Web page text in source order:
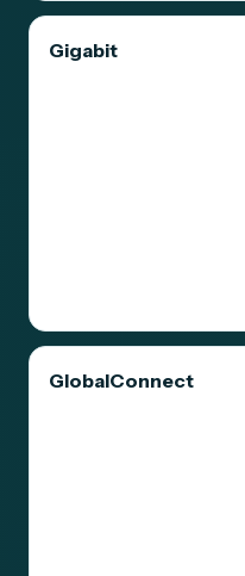
Gigabit
GlobalConnect